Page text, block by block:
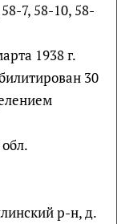
7, 58-10, 58-
1938 г.
30
р-н, д.